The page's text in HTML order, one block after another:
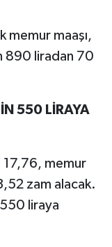
memur maaşı,
890 liradan 70
550 LİRAYA
17,76, memur
zam alacak.
550 liraya